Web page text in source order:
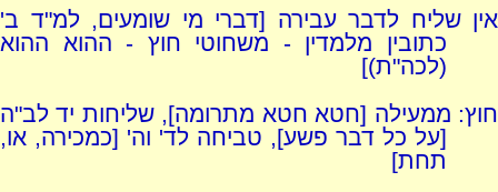
אין שליח לדבר עבירה [דברי מי שומעים, למ"ד ב'
כתובין מלמדין - משחוטי חוץ - ההוא ההוא
(לכה"ת)]
חוץ: ממעילה [חטא חטא מתרומה], שליחות יד לב"ה
[על כל דבר פשע], טביחה לד' וה' [כמכירה, או,
תחת]